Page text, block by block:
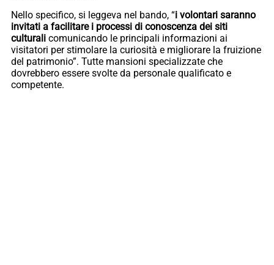
Nello specifico, si leggeva nel bando, “i volontari saranno
invitati a facilitare i processi di conoscenza dei siti
culturali comunicando le principali informazioni ai
visitatori per stimolare la curiosità e migliorare la fruizione
del patrimonio”. Tutte mansioni specializzate che
dovrebbero essere svolte da personale qualificato e
competente.